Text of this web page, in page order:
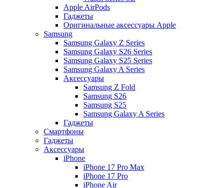
Apple AirPods
Гаджеты
Оригинальные аксессуары Apple
Samsung
Samsung Galaxy Z Series
Samsung Galaxy S26 Series
Samsung Galaxy S25 Series
Samsung Galaxy A Series
Аксессуары
Samsung Z Fold
Samsung S26
Samsung S25
Samsung Galaxy A Series
Гаджеты
Смартфоны
Гаджеты
Аксессуары
iPhone
iPhone 17 Pro Max
iPhone 17 Pro
iPhone Air